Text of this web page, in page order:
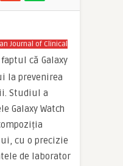
Journal of Clinical
că Galaxy
la prevenirea
Studiul a
Galaxy Watch
cu o precizie
de laborator